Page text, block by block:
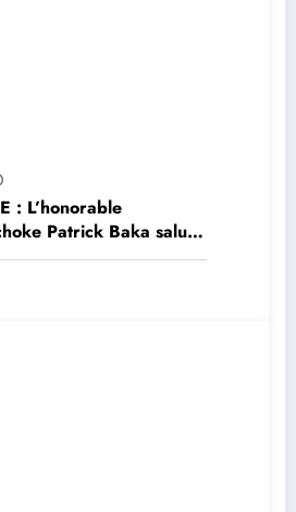
: L’honorable
Patrick Baka salue
interministériel